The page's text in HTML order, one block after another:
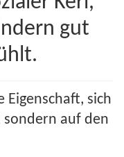
gut
Eigenschaft, sich
sondern auf den